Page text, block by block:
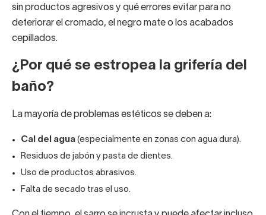
sin productos agresivos y qué errores evitar para no
deteriorar el cromado, el negro mate o los acabados
cepillados.
¿Por qué se estropea la grifería del
baño?
La mayoría de problemas estéticos se deben a:
Cal del agua (especialmente en zonas con agua dura).
Residuos de jabón y pasta de dientes.
Uso de productos abrasivos.
Falta de secado tras el uso.